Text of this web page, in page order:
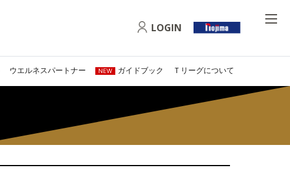
LOGIN
ウエルネスパートナー NEW ガイドブック Ｔリーグについて